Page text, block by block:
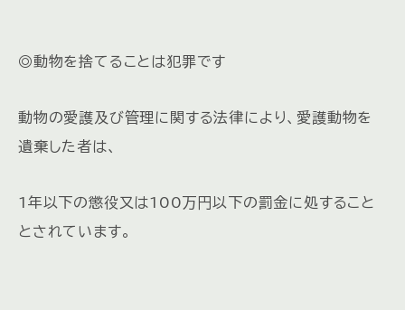
◎動物を捨てることは犯罪です
動物の愛護及び管理に関する法律により、愛護動物を
遺棄した者は、
1年以下の懲役又は100万円以下の罰金に処すること
とされています。